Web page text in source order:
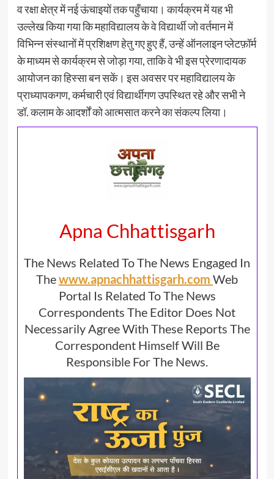
व रक्षा क्षेत्र में नई ऊंचाइयों तक पहुँचाया। कार्यक्रम में यह भी
उल्लेख किया गया कि महाविद्यालय के वे विद्यार्थी जो वर्तमान में
विभिन्न संस्थानों में प्रशिक्षण हेतु गए हुए हैं, उन्हें ऑनलाइन प्लेटफ़ॉर्म
के माध्यम से कार्यक्रम से जोड़ा गया, ताकि वे भी इस प्रेरणादायक
आयोजन का हिस्सा बन सकें। इस अवसर पर महाविद्यालय के
प्राध्यापकगण, कर्मचारी एवं विद्यार्थीगण उपस्थित रहे और सभी ने
डॉ. कलाम के आदर्शों को आत्मसात करने का संकल्प लिया।
Apna Chhattisgarh
The News Related To The News Engaged In
Thewww.apnachhattisgarh.com Web
Portal Is Related To The News
Correspondents The Editor Does Not
Necessarily Agree With These Reports The
Correspondent Himself Will Be
Responsible For The News.